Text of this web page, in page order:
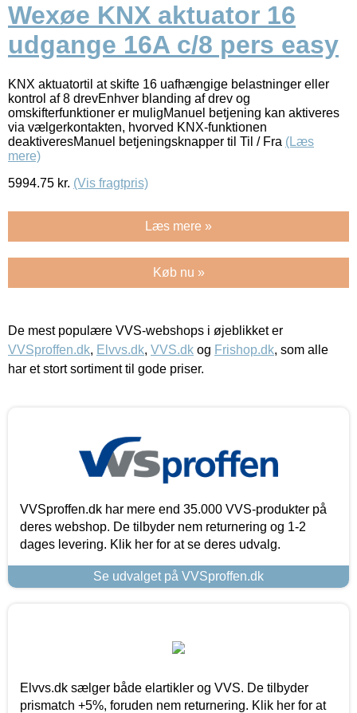
Wexøe KNX aktuator 16
udgange 16A c/8 pers easy
KNX aktuatortil at skifte 16 uafhængige belastninger eller
kontrol af 8 drevEnhver blanding af drev og
omskifterfunktioner er muligManuel betjening kan aktiveres
via vælgerkontakten, hvorved KNX-funktionen
deaktiveresManuel betjeningsknapper til Til / Fra (Læs
mere)
5994.75 kr. (Vis fragtpris)
Læs mere »
Køb nu »
De mest populære VVS-webshops i øjeblikket er
VVSproffen.dk, Elvvs.dk, VVS.dk og Frishop.dk, som alle
har et stort sortiment til gode priser.
VVSproffen.dk har mere end 35.000 VVS-produkter på
deres webshop. De tilbyder nem returnering og 1-2
dages levering. Klik her for at se deres udvalg.
Se udvalget på VVSproffen.dk
Elvvs.dk sælger både elartikler og VVS. De tilbyder
prismatch +5%, foruden nem returnering. Klik her for at